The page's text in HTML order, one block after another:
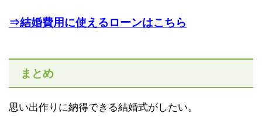
⇒結婚費用に使えるローンはこちら
まとめ
思い出作りに納得できる結婚式がしたい。